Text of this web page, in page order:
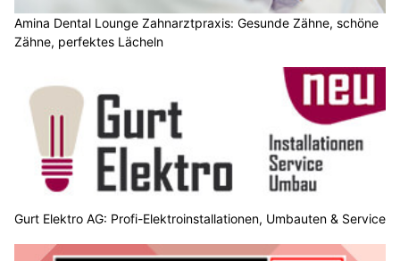
Amina Dental Lounge Zahnarztpraxis: Gesunde Zähne, schöne
Zähne, perfektes Lächeln
Gurt Elektro AG: Profi-Elektroinstallationen, Umbauten & Service